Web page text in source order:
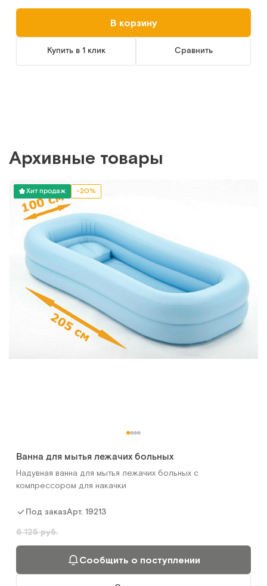
В корзину
Купить в 1 клик Сравнить
Архивные товары
Хит продаж -20%
Ванна для мытья лежачих больных
Надувная ванна для мытья лежачих больных с
компрессором для накачки
Под заказАрт. 19213
6 125 руб.
Сообщить о поступлении